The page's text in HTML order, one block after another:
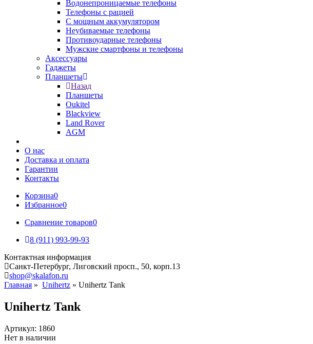
Водонепроницаемые телефоны
Телефоны с рацией
С мощным аккумулятором
Неубиваемые телефоны
Противоударные телефоны
Мужские смартфоны и телефоны
Аксессуары
Гаджеты
Планшеты
Назад
Планшеты
Oukitel
Blackview
Land Rover
AGM
О нас
Доставка и оплата
Гарантии
Контакты
Корзина0
Избранное0
Сравнение товаров0
8 (911) 993-99-93
Контактная информация
Санкт-Петербург, Лиговский просп., 50, корп.13
shop@skalafon.ru
Главная » Unihertz » Unihertz Tank
Unihertz Tank
Артикул: 1860
Нет в наличии